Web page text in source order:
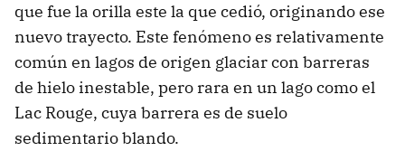
que fue la orilla este la que cedió, originando ese
nuevo trayecto. Este fenómeno es relativamente
común en lagos de origen glaciar con barreras
de hielo inestable, pero rara en un lago como el
Lac Rouge, cuya barrera es de suelo
sedimentario blando.